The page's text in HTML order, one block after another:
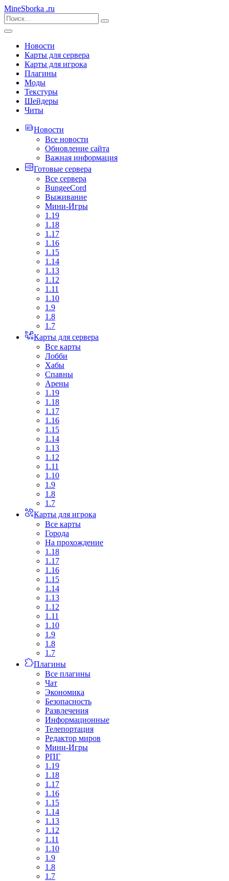
MineSborka .ru
Новости
Карты для сервера
Карты для игрока
Плагины
Моды
Текстуры
Шейдеры
Читы
Новости
Все новости
Обновление сайта
Важная информация
Готовые сервера
Все сервера
BungeeCord
Выживание
Мини-Игры
1.19
1.18
1.17
1.16
1.15
1.14
1.13
1.12
1.11
1.10
1.9
1.8
1.7
Карты для сервера
Все карты
Лобби
Хабы
Спавны
Арены
1.19
1.18
1.17
1.16
1.15
1.14
1.13
1.12
1.11
1.10
1.9
1.8
1.7
Карты для игрока
Все карты
Города
На прохождение
1.18
1.17
1.16
1.15
1.14
1.13
1.12
1.11
1.10
1.9
1.8
1.7
Плагины
Все плагины
Чат
Экономика
Безопасность
Развлечения
Информационные
Телепортация
Редактор миров
Мини-Игры
РПГ
1.19
1.18
1.17
1.16
1.15
1.14
1.13
1.12
1.11
1.10
1.9
1.8
1.7